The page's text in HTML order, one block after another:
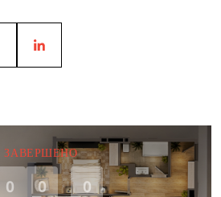
ЗАВЕРШЕНО
0 0 0